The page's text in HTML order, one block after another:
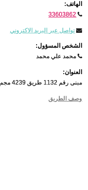
الهاتف:
33603862
تواصل عبر البريد الاكتروني
الشخص المسؤول:
محمد علي محمد
العنوان:
مبنى رقم 1132 طريق 4239 مجمع 742 عالي
وصف الطريق